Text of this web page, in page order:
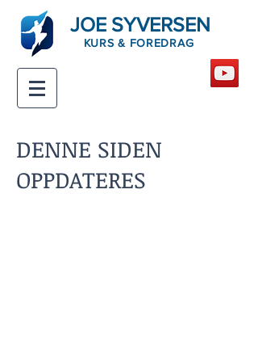
JOE SYVERSEN
KURS & FOREDRAG
DENNE SIDEN
OPPDATERES